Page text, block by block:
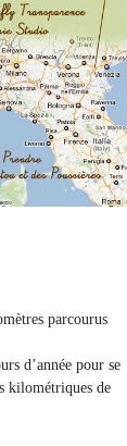
parcourus
d’année pour se
kilométriques de